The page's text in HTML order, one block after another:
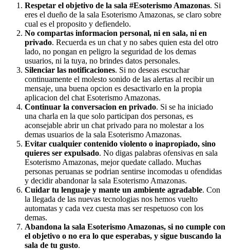
Respetar el objetivo de la sala #Esoterismo Amazonas. Si
eres el dueño de la sala Esoterismo Amazonas, se claro sobre
cual es el proposito y defiendelo.
No compartas informacion personal, ni en sala, ni en
privado. Recuerda es un chat y no sabes quien esta del otro
lado, no pongan en peligro la seguridad de los demas
usuarios, ni la tuya, no brindes datos personales.
Silenciar las notificaciones. Si no deseas escuchar
continuamente el molesto sonido de las alertas al recibir un
mensaje, una buena opcion es desactivarlo en la propia
aplicacion del chat Esoterismo Amazonas.
Continuar la conversacion en privado. Si se ha iniciado
una charla en la que solo participan dos personas, es
aconsejable abrir un chat privado para no molestar a los
demas usuarios de la sala Esoterismo Amazonas.
Evitar cualquier contenido violento o inapropiado, sino
quieres ser expulsado. No digas palabras ofensivas en sala
Esoterismo Amazonas, mejor quedate callado. Muchas
personas peruanas se podrian sentirse incomodas u ofendidas
y decidir abandonar la sala Esoterismo Amazonas.
Cuidar tu lenguaje y mante un ambiente agradable. Con
la llegada de las nuevas tecnologias nos hemos vuelto
automatas y cada vez cuesta mas ser respetuoso con los
demas.
Abandona la sala Esoterismo Amazonas, si no cumple con
el objetivo o no era lo que esperabas, y sigue buscando la
sala de tu gusto.